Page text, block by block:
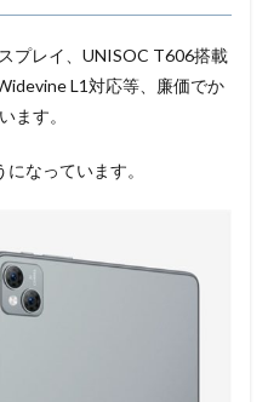
プレイ、UNISOC T606搭載
L1対応等、廉価でか
ます。
なっています。